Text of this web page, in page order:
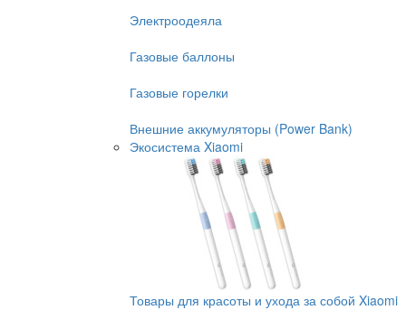
Электроодеяла
Газовые баллоны
Газовые горелки
Внешние аккумуляторы (Power Bank)
Экосистема Xiaomi
Товары для красоты и ухода за собой Xiaomi